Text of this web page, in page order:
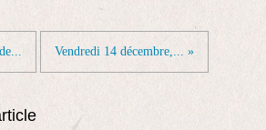
Vendredi 14 décembre,... »